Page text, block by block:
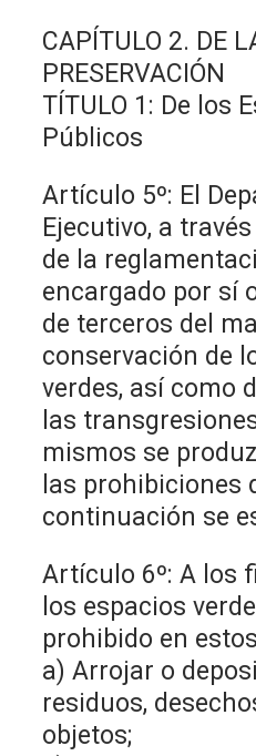
CAPÍTULO 2. DE
PRESERVACIÓN
TÍTULO 1: De los
Públicos
Artículo 5º: El
Ejecutivo, a
de la
encargado por sí
de terceros del
conservación de
verdes, así como
las
mismos se
las prohibiciones
continuación se
Artículo 6º: A los
los espacios
prohibido en
a) Arrojar o
residuos,
objetos;